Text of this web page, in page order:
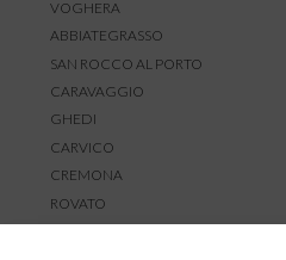
VOGHERA
ABBIATEGRASSO
SAN ROCCO AL PORTO
CARAVAGGIO
GHEDI
CARVICO
CREMONA
ROVATO